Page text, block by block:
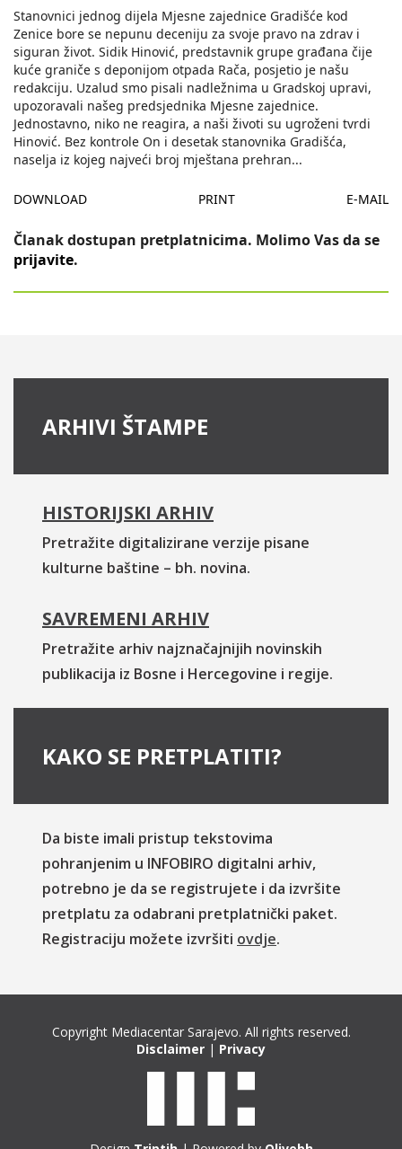
Stanovnici jednog dijela Mjesne zajednice Gradišće kod
Zenice bore se nepunu deceniju za svoje pravo na zdrav i
siguran život. Sidik Hinović, predstavnik grupe građana čije
kuće graniče s deponijom otpada Rača, posjetio je našu
redakciju. Uzalud smo pisali nadležnima u Gradskoj upravi,
upozoravali našeg predsjednika Mjesne zajednice.
Jednostavno, niko ne reagira, a naši životi su ugroženi tvrdi
Hinović. Bez kontrole On i desetak stanovnika Gradišća,
naselja iz kojeg najveći broj mještana prehran...
DOWNLOAD PRINT E-MAIL
Članak dostupan pretplatnicima. Molimo Vas da se
prijavite.
ARHIVI ŠTAMPE
HISTORIJSKI ARHIV
Pretražite digitalizirane verzije pisane
kulturne baštine – bh. novina.
SAVREMENI ARHIV
Pretražite arhiv najznačajnijih novinskih
publikacija iz Bosne i Hercegovine i regije.
KAKO SE PRETPLATITI?
Da biste imali pristup tekstovima
pohranjenim u INFOBIRO digitalni arhiv,
potrebno je da se registrujete i da izvršite
pretplatu za odabrani pretplatnički paket.
Registraciju možete izvršiti ovdje.
Copyright Mediacentar Sarajevo. All rights reserved.
Disclaimer | Privacy